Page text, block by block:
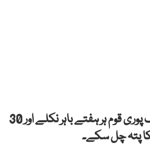
اسلام آباد: وزیراعظم عمران خان کہا کہ اقوام متحدہ کے اجلاس تک پوری قوم ہر ہفتے باہر نکلے اور 30
پتہ چل سکے۔